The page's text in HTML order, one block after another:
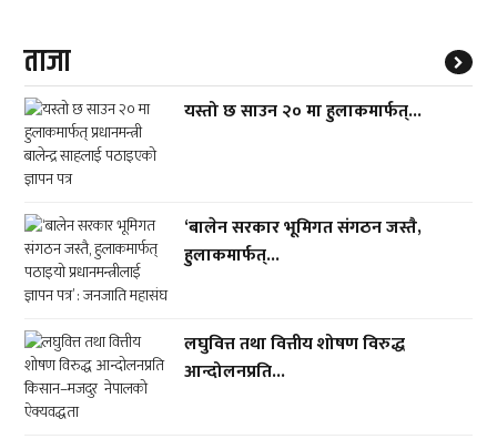
ताजा
यस्तो छ साउन २० मा हुलाकमार्फत्...
‘बालेन सरकार भूमिगत संगठन जस्तै,
हुलाकमार्फत्...
लघुवित्त तथा वित्तीय शोषण विरुद्ध
आन्दोलनप्रति...